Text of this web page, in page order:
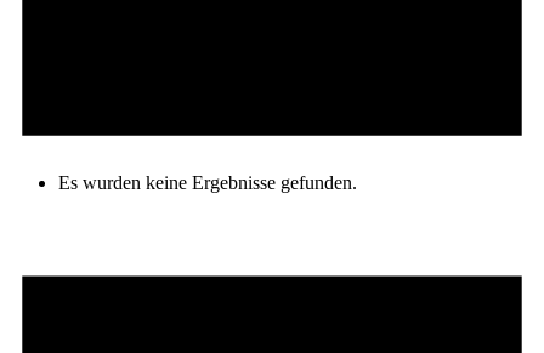
Es wurden keine Ergebnisse gefunden.